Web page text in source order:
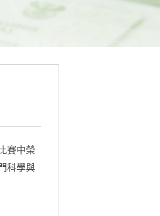
賽中榮
科學與